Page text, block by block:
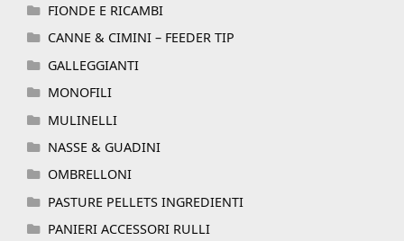
FIONDE E RICAMBI
CANNE & CIMINI – FEEDER TIP
GALLEGGIANTI
MONOFILI
MULINELLI
NASSE & GUADINI
OMBRELLONI
PASTURE PELLETS INGREDIENTI
PANIERI ACCESSORI RULLI